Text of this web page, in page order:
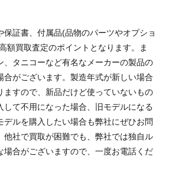
保証書、付属品(品物のパーツやオプショ
額買取査定のポイントとなります。ま
、タニコーなど有名なメーカーの製品の
合がございます。製造年式が新しい場合
ますので、新品だけど使っていないもの
して不用になった場合、旧モデルになる
デルを購入したい場合も弊社にぜひお問
他社で買取が困難でも、弊社では独自ル
場合がございますので、一度お電話くだ